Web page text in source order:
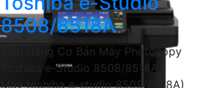
8508/8518A
Tính Năng Cơ Bản Máy Photocopy
Toshiba e-Studio 8508/8518A (
Máy toshiba e-studio 8508/8518A)